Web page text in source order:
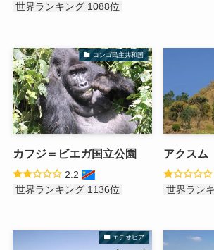
世界ランキング 1088位
コンゴ民主共和国
カフジ＝ビエガ国立公園
2.2
世界ランキング 1136位
アクスム
世界ラン
エチオピア